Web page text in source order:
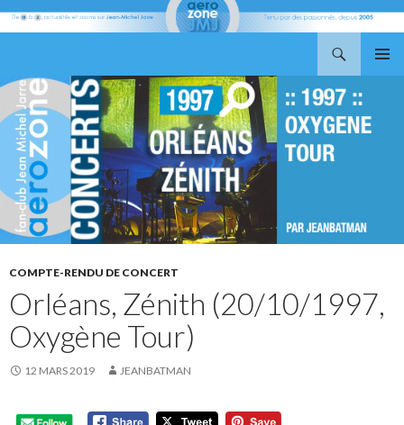
AU
CONTENU
COMPTE-RENDU DE CONCERT
Orléans, Zénith (20/10/1997,
Oxygène Tour)
12 MARS 2019 JEANBATMAN